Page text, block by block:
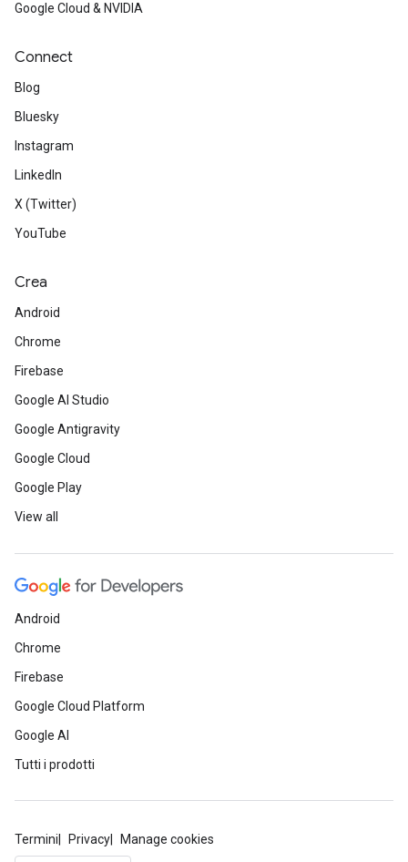
Google Cloud & NVIDIA
Connect
Blog
Bluesky
Instagram
LinkedIn
X (Twitter)
YouTube
Crea
Android
Chrome
Firebase
Google AI Studio
Google Antigravity
Google Cloud
Google Play
View all
Android
Chrome
Firebase
Google Cloud Platform
Google AI
Tutti i prodotti
Termini Privacy Manage cookies